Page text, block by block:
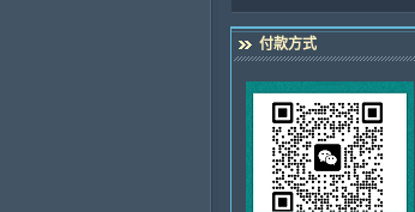
付款方式